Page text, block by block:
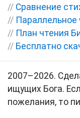
// Сравнение
// Параллельное
// План чтения
// Бесплатно
2007–2026.
ищущих Бога.
пожелания, то